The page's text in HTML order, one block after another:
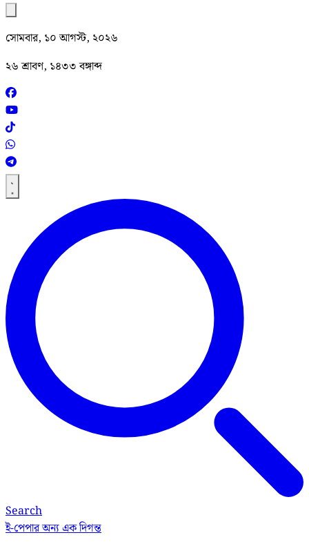
সোমবার, ১০ আগস্ট, ২০২৬
২৬ শ্রাবণ, ১৪৩৩ বঙ্গাব্দ
Search
ই-পেপারঅন্য এক দিগন্ত